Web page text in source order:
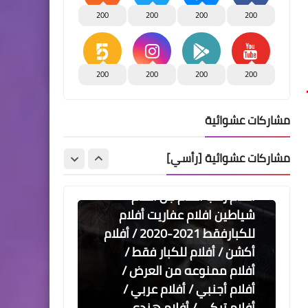
200
200
200
200
200
200
200
200
مشاركات عشوائية
مشاركات عشوائية [رأسي]
على دخول أوسكار ، تعرف على
ما يميز قصته
مسلسلات وافلام
أفلام رعب تركي /أفلام رعب
حلوة / افلامنكو aflaminco
مسلسلات وافلام
افلام رعب افلام جن افلام
شياطين افلام عفاريت أفلام
للكبارفقط 2021-2020 / أفلام
أكشن / أفلام للكبار فقط /
أفلام ممنوعه من العرض /
أفلام أجنبي / أفلام عربي /